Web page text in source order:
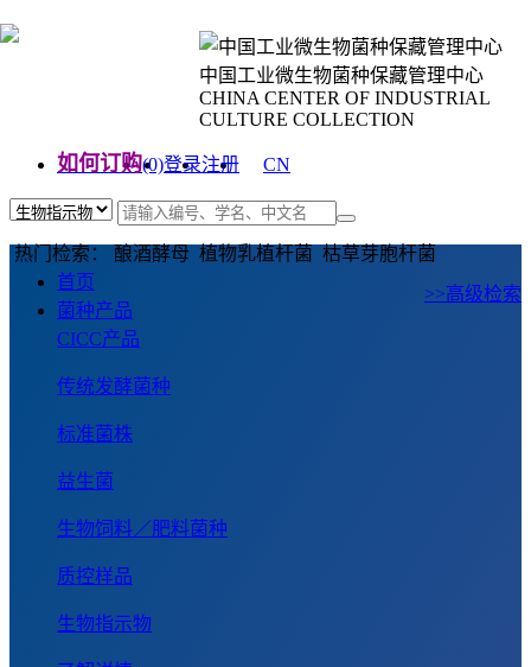
中国工业微生物菌种保藏管理中心
CHINA CENTER OF INDUSTRIAL
CULTURE COLLECTION
如何订购(0)登录注册
CN
热门检索： 酿酒酵母 植物乳植杆菌 枯草芽胞杆菌
>>高级检索
首页
菌种产品
CICC产品
传统发酵菌种
标准菌株
益生菌
生物饲料／肥料菌种
质控样品
生物指示物